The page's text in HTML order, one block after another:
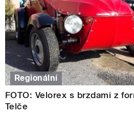
Regionální
FOTO: Velorex s brzdami z
Telče